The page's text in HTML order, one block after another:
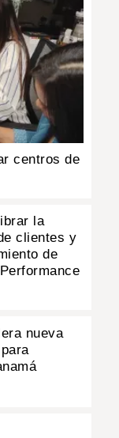
centros de
la
clientes y
de
nueva